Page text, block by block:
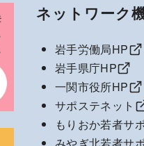
ネットワーク
岩手労働局HP
岩手県庁HP
一関市役所HP
サポステネット
もりおか若者サ